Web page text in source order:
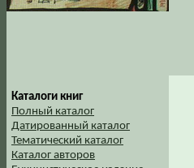
Каталоги книг
Полный каталог
Датированный каталог
Тематический каталог
Каталог авторов